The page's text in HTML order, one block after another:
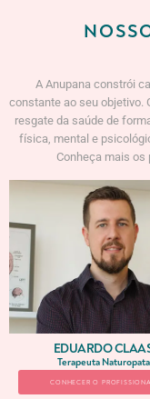
A Anupana constrói
constante ao seu objetivo.
resgate da saúde de
física, mental e
Conheça mais os
EDUARDO
Terapeuta Naturopata
CONHECER O